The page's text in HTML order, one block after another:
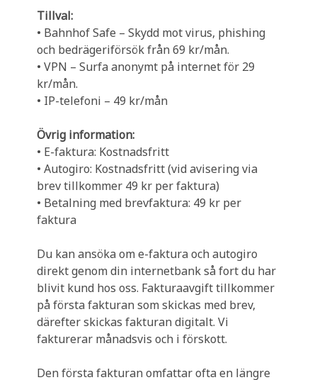
Tillval:
• Bahnhof Safe – Skydd mot virus, phishing
och bedrägeriförsök från 69 kr/mån.
• VPN – Surfa anonymt på internet för 29
kr/mån.
• IP-telefoni – 49 kr/mån
Övrig information:
• E-faktura: Kostnadsfritt
• Autogiro: Kostnadsfritt (vid avisering via
brev tillkommer 49 kr per faktura)
• Betalning med brevfaktura: 49 kr per
faktura
Du kan ansöka om e-faktura och autogiro
direkt genom din internetbank så fort du har
blivit kund hos oss. Fakturaavgift tillkommer
på första fakturan som skickas med brev,
därefter skickas fakturan digitalt. Vi
fakturerar månadsvis och i förskott.
Den första fakturan omfattar ofta en längre